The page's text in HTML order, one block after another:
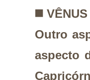
◼️
Outro
aspecto